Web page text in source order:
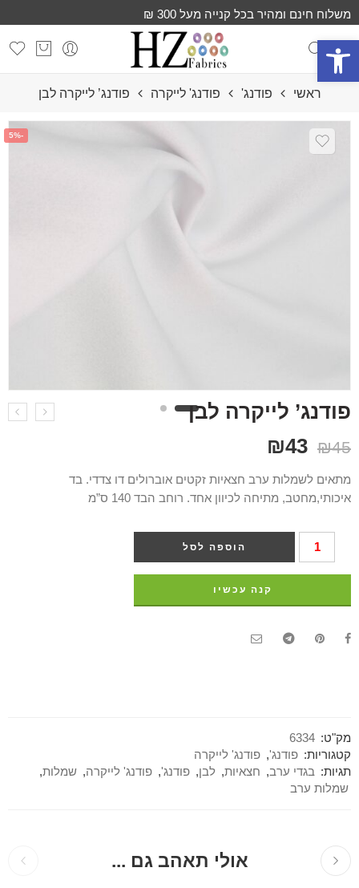
פתח סרגל נגישות
משלוח חינם ומהיר בכל קנייה מעל 300 ₪
ראשי פודנג' פודנג' לייקרה פודנג’ לייקרה לבן
-5%
פודנג’ לייקרה לבן
₪45
₪43
מתאים לשמלות ערב חצאיות זקטים אוברולים דו צדדי. בד
איכותי,מחטב, מתיחה לכיוון אחד. רוחב הבד 140 ס”מ
הוספה לסל
קנה עכשיו
מק"ט: 6334
קטגוריות: פודנג', פודנג' לייקרה
תגיות: בגדי ערב, חצאיות, לבן, פודנג', פודנג' לייקרה, שמלות,
שמלות ערב
אולי תאהב גם ...